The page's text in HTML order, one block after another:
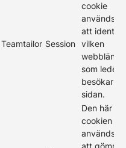
Teamtailor Session
cookie
används
att
vilken
webblänk
som leder
besökarna
sidan.
Den här
cookien
används
att gömma